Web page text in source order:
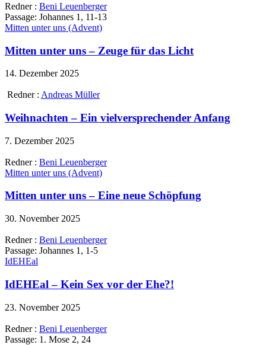
Redner : Beni Leuenberger
Passage: Johannes 1, 11-13
Mitten unter uns (Advent)
Mitten unter uns – Zeuge für das Licht
14. Dezember 2025
Redner : Andreas Müller
Weihnachten – Ein vielversprechender Anfang
7. Dezember 2025
Redner : Beni Leuenberger
Mitten unter uns (Advent)
Mitten unter uns – Eine neue Schöpfung
30. November 2025
Redner : Beni Leuenberger
Passage: Johannes 1, 1-5
IdEHEal
IdEHEal – Kein Sex vor der Ehe?!
23. November 2025
Redner : Beni Leuenberger
Passage: 1. Mose 2, 24